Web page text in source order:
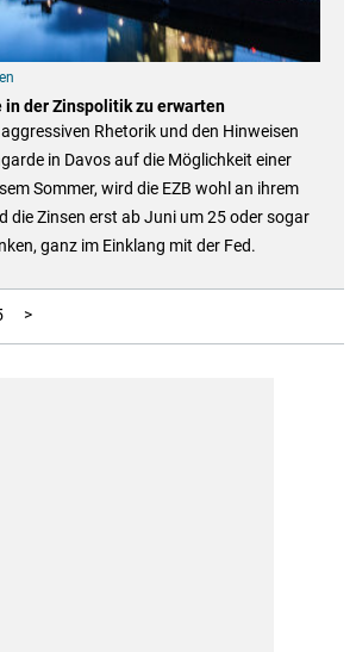
in der Zinspolitik zu erwarten
Rhetorik und den Hinweisen
in Davos auf die Möglichkeit einer
Sommer, wird die EZB wohl an ihrem
die Zinsen erst ab Juni um 25 oder sogar
ganz im Einklang mit der Fed.
>